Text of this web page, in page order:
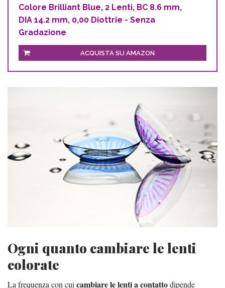
Colore Brilliant Blue, 2 Lenti, BC 8.6 mm,
DIA 14.2 mm, 0,00 Diottrie - Senza
Gradazione
ACQUISTA SU AMAZON
Ogni quanto cambiare le lenti
colorate
La frequenza con cui cambiare le lenti a contattodipende